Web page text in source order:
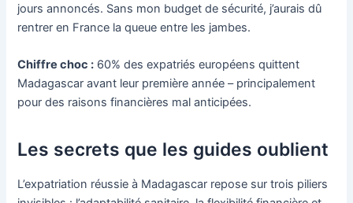
jours annoncés. Sans mon budget de sécurité, j’aurais dû
rentrer en France la queue entre les jambes.
Chiffre choc : 60% des expatriés européens quittent
Madagascar avant leur première année – principalement
pour des raisons financières mal anticipées.
Les secrets que les guides oublient
L’expatriation réussie à Madagascar repose sur trois piliers